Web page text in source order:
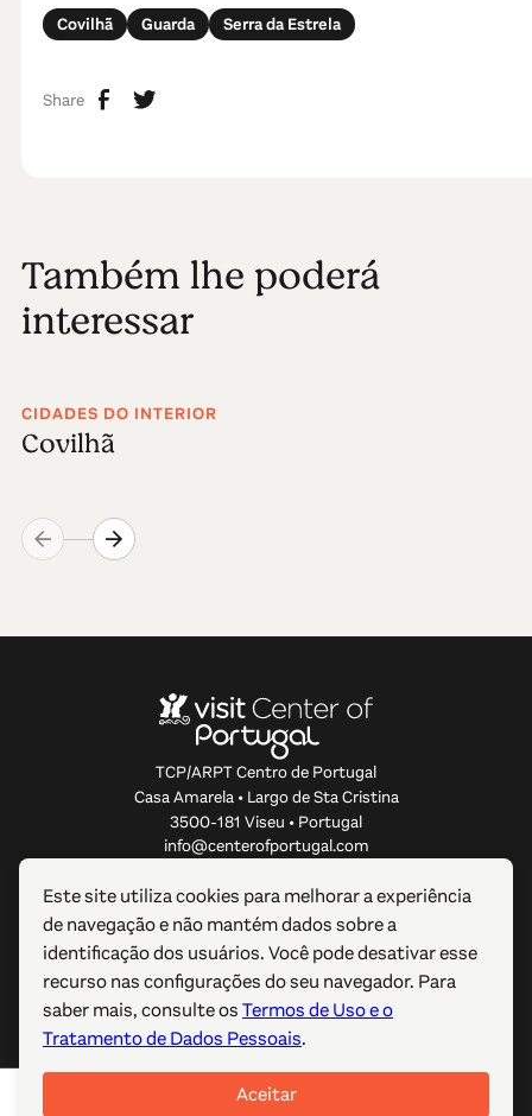
Covilhã Guarda Serra da Estrela
Share
Também lhe poderá
interessar
CIDADES DO INTERIOR
Covilhã
TCP/ARPT Centro de Portugal
Casa Amarela • Largo de Sta Cristina
3500-181 Viseu • Portugal
info@centerofportugal.com
SOBRE ESTE WEBSITE
LIGAÇÕES ÚTEIS
SIGA-NOS
Este site utiliza cookies para melhorar a experiência
de navegação e não mantém dados sobre a
identificação dos usuários. Você pode desativar esse
recurso nas configurações do seu navegador. Para
saber mais, consulte osTermos de Uso e o
Tratamento de Dados Pessoais.
Aceitar